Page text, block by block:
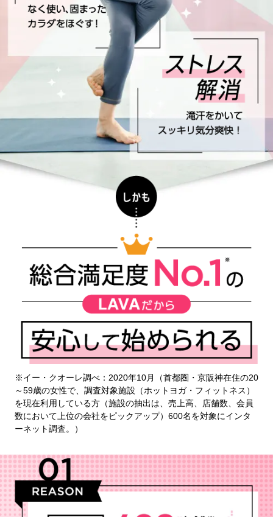
※イー・クオーレ調べ：2020年10月（首都圏・京阪神在住の20
～59歳の女性で、調査対象施設（ホットヨガ・フィットネス）
を現在利用している方（施設の抽出は、売上高、店舗数、会員
数において上位の会社をピックアップ）600名を対象にインタ
ーネット調査。）